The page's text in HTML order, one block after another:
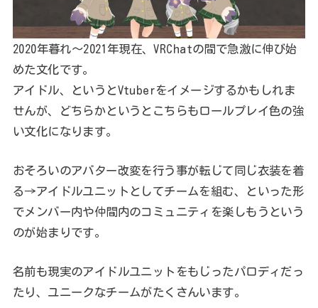
2020年暮れ～2021年現在、VRChatの間で急激に伸び始
めた文化です。
アイドル、というとVtuberをイメージするかもしれま
せんが、どちらかというとこちらもロールプレイ色の強
い文化になります。
おそろいのアバター改変を行う事が転じて同じ衣装を着
る→アイドルユニットとしてチームを組む、といった形
でメンバー内や仲間内のコミュニティを楽しもうという
のが始まりです。
名前も現実のアイドルユニットをもじったパロディだっ
たり、ユニークなチームがたくさんいます。